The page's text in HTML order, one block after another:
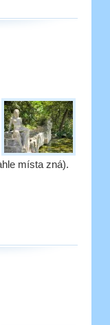
místa zná).